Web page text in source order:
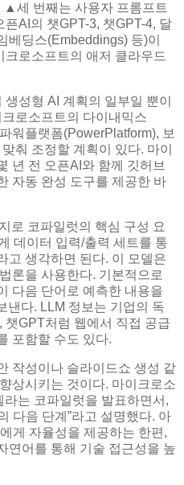
▲세 번째는 사용자 프롬프트
AI의 챗GPT-3, 챗GPT-4, 달
베딩스(Embeddings) 등)이
로소프트의 애저 클라우드
성형 AI 계획의 일부일 뿐이
로소프트의 다이내믹스
워플랫폼(PowerPlatform), 보
춰 조정할 계획이 있다. 마이
년 전 오픈AI와 함께 깃허브
자동 완성 도구를 제공한 바
로 코파일럿의 핵심 구성 요
데이터 입력/출력 세트를 통
고 생각하면 된다. 이 모델은
론을 사용한다. 기본적으로
다음 단어로 예측한 내용을
낸다. LLM 정보는 기업의 독
챗GPT처럼 웹에서 직접 공급
포함할 수도 있다.
작성이나 슬라이드쇼 생성 같
상시키는 것이다. 마이크로소
는 코파일럿을 발표하면서,
다음 단계”라고 설명했다. 아
게 자율성을 제공하는 한편,
연어를 통해 기술 접근성을 높